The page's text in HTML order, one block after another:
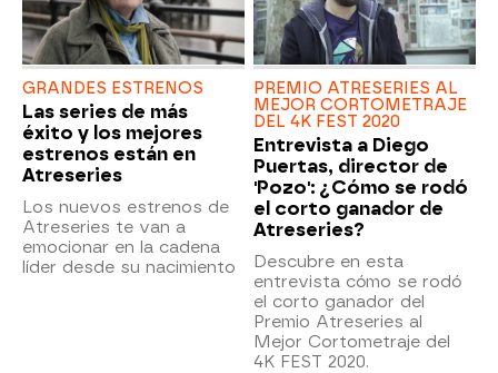
GRANDES ESTRENOS
Las series de más
éxito y los mejores
estrenos están en
Atreseries
Los nuevos estrenos de
Atreseries te van a
emocionar en la cadena
líder desde su nacimiento
PREMIO ATRESERIES AL
MEJOR CORTOMETRAJE
DEL 4K FEST 2020
Entrevista a Diego
Puertas, director de
'Pozo': ¿Cómo se rodó
el corto ganador de
Atreseries?
Descubre en esta
entrevista cómo se rodó
el corto ganador del
Premio Atreseries al
Mejor Cortometraje del
4K FEST 2020.